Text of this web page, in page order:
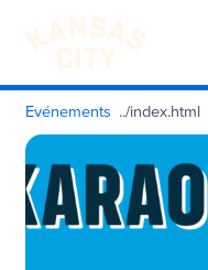
Visiter KC
Skip to content
Evénements